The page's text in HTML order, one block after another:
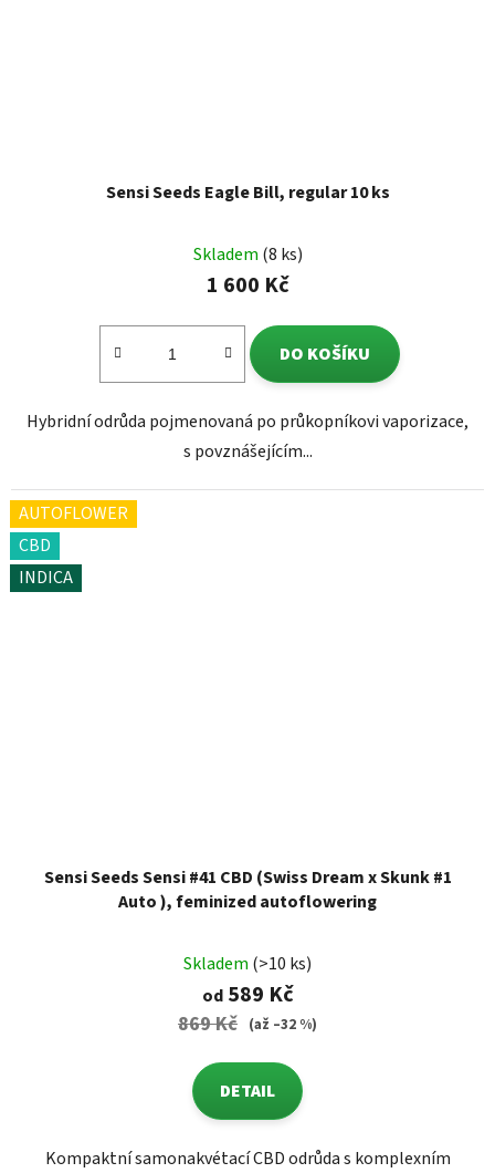
Sensi Seeds Eagle Bill, regular 10 ks
Skladem (8 ks)
1 600 Kč
DO KOŠÍKU
Hybridní odrůda pojmenovaná po průkopníkovi vaporizace,
s povznášejícím...
AUTOFLOWER
CBD
INDICA
Sensi Seeds Sensi #41 CBD (Swiss Dream x Skunk #1
Auto ), feminized autoflowering
Skladem (>10 ks)
od589 Kč
869 Kč (až –32 %)
DETAIL
Kompaktní samonakvétací CBD odrůda s komplexním